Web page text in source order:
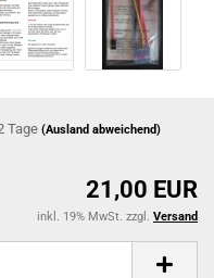
Tage(Ausland abweichend)
21,00 EUR
inkl. 19% MwSt. zzgl. Versand